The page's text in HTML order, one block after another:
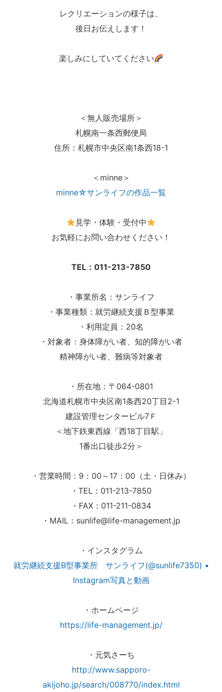
レクリエーションの様子は、
後日お伝えします！
楽しみにしていてください
＜無人販売場所＞
札幌南一条西郵便局
住所：札幌市中央区南1条西18-1
＜minne＞
minne☆サンライフの作品一覧
見学・体験・受付中
お気軽にお問い合わせください！
TEL：011-213-7850
・事業所名：サンライフ
・事業種類：就労継続支援Ｂ型事業
・利用定員：20名
・対象者：身体障がい者、知的障がい者
精神障がい者、難病等対象者
・所在地：〒064-0801
北海道札幌市中央区南1条西20丁目2-1
建設管理センタービル7Ｆ
＜地下鉄東西線「西18丁目駅」
1番出口徒歩2分＞
・営業時間：9：00～17：00（土・日休み）
・TEL：011-213-7850
・FAX：011-211-0834
・MAIL：sunlife@life-management.jp
・インスタグラム
就労継続支援B型事業所 サンライフ(@sunlife7350) •
Instagram写真と動画
・ホームページ
https://life-management.jp/
・元気さーち
http://www.sapporo-
akijoho.jp/search/008770/index.html